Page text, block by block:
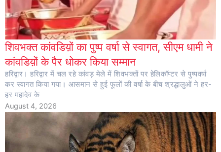
शिवभक्त कांवडिय़ों का पुष्प वर्षा से स्वागत, सीएम धामी ने
कांवडिय़ों के पैर धोकर किया सम्मान
हरिद्वार। हरिद्वार में चल रहे कांवड़ मेले में शिवभक्तों पर हेलिकॉप्टर से पुष्पवर्षा
कर स्वागत किया गया। आसमान से हुई फूलों की वर्षा के बीच श्रद्धालुओं ने हर-
हर महादेव के
August 4, 2026